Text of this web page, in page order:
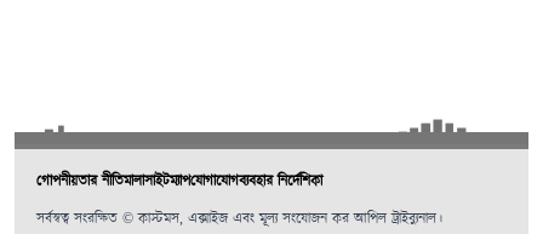
গোপনীয়তার নীতিমালাসাইটম্যাপযোগাযোগব্যবহার নির্দেশিকা
সর্বস্বত্ব সংরক্ষিত © কাস্টমস, এক্সাইজ এবং মূল্য সংযোজন কর আপিল ট্রাইব্যুনাল।